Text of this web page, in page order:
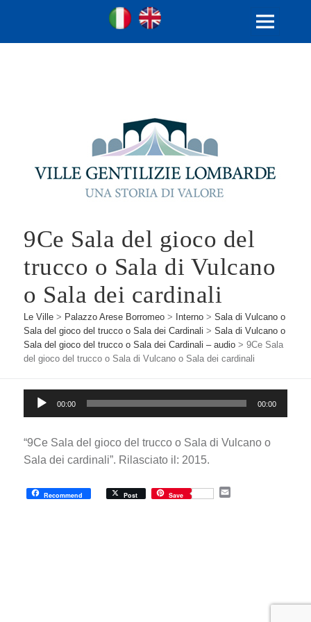
Ville Gentilizie Lombarde
Ita
MENU
9Ce Sala del gioco del
trucco o Sala di Vulcano
o Sala dei cardinali
Le Ville > Palazzo Arese Borromeo > Interno >Sala di Vulcano o
Sala del gioco del trucco o Sala dei Cardinali >Sala di Vulcano o
Sala del gioco del trucco o Sala dei Cardinali – audio >9Ce Sala
del gioco del trucco o Sala di Vulcano o Sala dei cardinali
Player
00:00 00:00
“9Ce Sala del gioco del trucco o Sala di Vulcano o
Sala dei cardinali”. Rilasciato il: 2015.
Recommend Post Save